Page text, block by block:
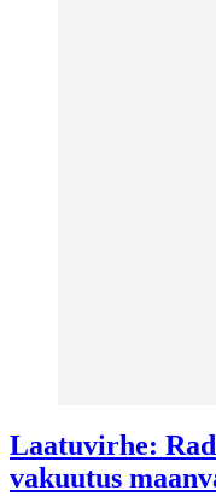
Laatuvirhe:
vakuutus